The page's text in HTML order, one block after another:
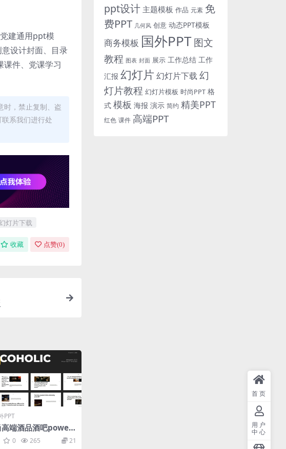
建通用ppt模
设计封面、目录
课件、党课学习
时，禁止复制、盗
系我们进行处
灯片下载
收藏 点赞(0)
PPT
高端酒品酒吧power
幻灯片演示模板（p
0 265 21
ppt设计 主题模板 作品 元素 免
费PPT 几何风 创意 动态PPT模板
商务模板 国外PPT图文
教程 图表 封面 展示 工作总结 工作
汇报 幻灯片 幻灯片下载 幻
灯片教程 幻灯片模板 时尚PPT 格
式 模板 海报 演示 简约 精美PPT
红色 课件 高端PPT
首页
用户
中心